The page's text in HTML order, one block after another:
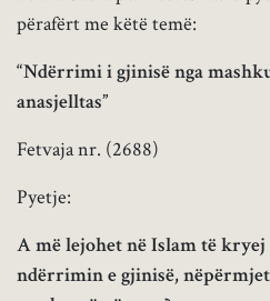
përafërt me këtë temë:
“Ndërrimi i gjinisë nga
anasjelltas”
Fetvaja nr. (2688)
Pyetje:
A më lejohet në Islam të
ndërrimin e gjinisë,